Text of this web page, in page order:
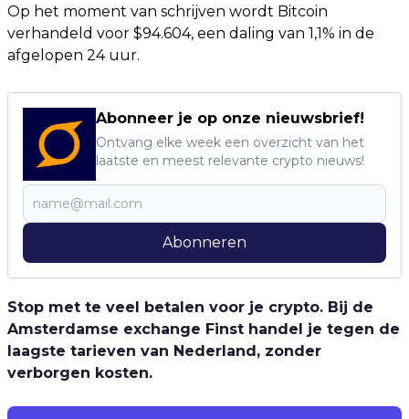
Op het moment van schrijven wordt Bitcoin
verhandeld voor $94.604, een daling van 1,1% in de
afgelopen 24 uur.
Abonneer je op onze nieuwsbrief!
Ontvang elke week een overzicht van het
laatste en meest relevante crypto nieuws!
Abonneren
Stop met te veel betalen voor je crypto. Bij de
Amsterdamse exchange Finst handel je tegen de
laagste tarieven van Nederland, zonder
verborgen kosten.